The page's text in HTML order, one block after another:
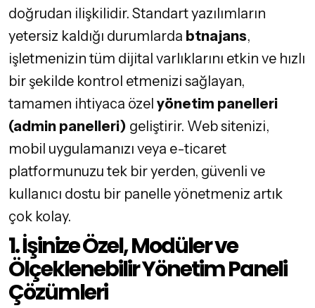
doğrudan ilişkilidir. Standart yazılımların
yetersiz kaldığı durumlarda btnajans,
işletmenizin tüm dijital varlıklarını etkin ve hızlı
bir şekilde kontrol etmenizi sağlayan,
tamamen ihtiyaca özel yönetim panelleri
(admin panelleri) geliştirir. Web sitenizi,
mobil uygulamanızı veya e-ticaret
platformunuzu tek bir yerden, güvenli ve
kullanıcı dostu bir panelle yönetmeniz artık
çok kolay.
1. İşinize Özel, Modüler ve
Ölçeklenebilir Yönetim Paneli
Çözümleri